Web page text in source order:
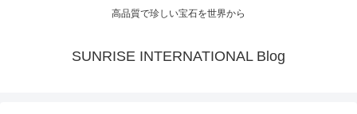
高品質で珍しい宝石を世界から
SUNRISE INTERNATIONAL Blog